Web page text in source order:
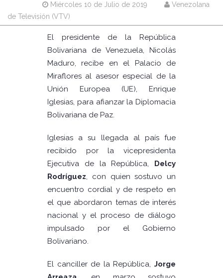
Miércoles 10 de Julio de 2019
Venezolana
de Televisión (VTV)
El presidente de la República
Bolivariana de Venezuela, Nicolás
Maduro, recibe en el Palacio de
Miraflores al asesor especial de la
Unión Europea (UE), Enrique
Iglesias, para afianzar la Diplomacia
Bolivariana de Paz.
Iglesias a su llegada al país fue
recibido por la vicepresidenta
Ejecutiva de la República, Delcy
Rodríguez, con quien sostuvo un
encuentro cordial y de respeto en
el que abordaron temas de interés
nacional y el proceso de diálogo
impulsado por el Gobierno
Bolivariano.
El canciller de la República, Jorge